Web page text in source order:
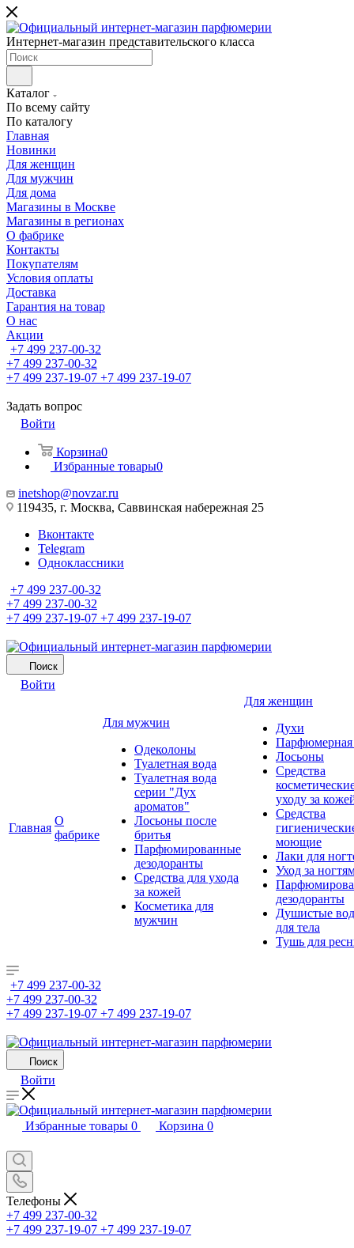
Интернет-магазин представительского класса
Каталог
По всему сайту
По каталогу
Главная
Новинки
Для женщин
Для мужчин
Для дома
Магазины в Москве
Магазины в регионах
О фабрике
Контакты
Покупателям
Условия оплаты
Доставка
Гарантия на товар
О нас
Акции
+7 499 237-00-32
+7 499 237-00-32
+7 499 237-19-07 +7 499 237-19-07
Задать вопрос
Войти
Корзина0
Избранные товары0
inetshop@novzar.ru
119435, г. Москва, Саввинская набережная 25
Вконтакте
Telegram
Одноклассники
+7 499 237-00-32
+7 499 237-00-32
+7 499 237-19-07 +7 499 237-19-07
Поиск
Войти
Главная
О
фабрике
Для мужчин
Одеколоны
Туалетная вода
Туалетная вода
серии "Дух
ароматов"
Лосьоны после
бритья
Парфюмированные
дезодоранты
Средства для ухода
за кожей
Косметика для
мужчин
Для женщин
Духи
Парфюмерная
Лосьоны
Средства
уходу за
Средства
моющие
Лаки для
Уход за
дезодоранты
Душистые
для тела
Тушь для
+7 499 237-00-32
+7 499 237-00-32
+7 499 237-19-07 +7 499 237-19-07
Поиск
Войти
Избранные товары 0 Корзина 0
Телефоны
+7 499 237-00-32
+7 499 237-19-07 +7 499 237-19-07